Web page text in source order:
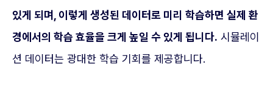
있게 되며, 이렇게 생성된 데이터로 미리 학습하면 실제 환
경에서의 학습 효율을 크게 높일 수 있게 됩니다. 시뮬레이
션 데이터는 광대한 학습 기회를 제공합니다.